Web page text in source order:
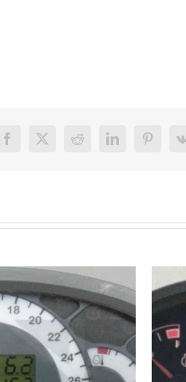
Facebook
X Reddit LinkedIn